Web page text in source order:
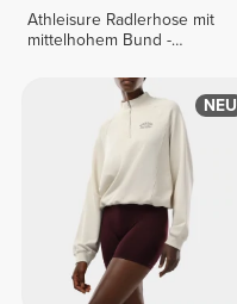
Athleisure Radlerhose mit
mittelhohem Bund -
NEU